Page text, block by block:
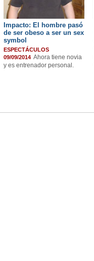
Impacto: El hombre pasó
de ser obeso a ser un sex
symbol
ESPECTÁCULOS
09/09/2014 Ahora tiene novia
y es entrenador personal.